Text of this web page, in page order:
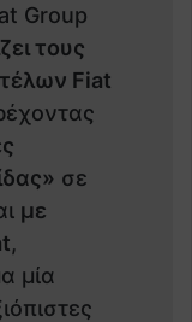
Group
τους
Fiat
σε
με
,
μία